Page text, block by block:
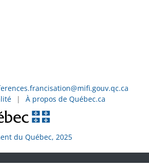
| À propos de Québec.ca
du Québec, 2025